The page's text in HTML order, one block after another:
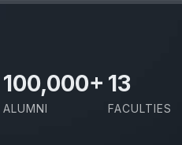
100,000+
ALUMNI
13
FACULTIES